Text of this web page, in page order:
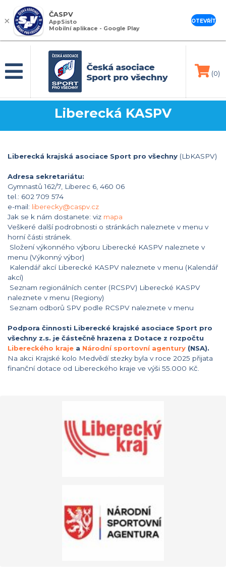
(0)
Liberecká KASPV
Liberecká krajská asociace Sport pro všechny (LbKASPV)
Adresa sekretariátu:
Gymnastů 162/7, Liberec 6, 460 06
tel.: 602 709 574
e-mail: liberecky@caspv.cz
Jak se k nám dostanete: viz mapa
Veškeré další podrobnosti o stránkách naleznete v menu v
horní části stránek.
Složení výkonného výboru Liberecké KASPV naleznete v
menu (Výkonný výbor)
Kalendář akcí Liberecké KASPV naleznete v menu (Kalendář
akcí)
Seznam regionálních center (RCSPV) Liberecké KASPV
naleznete v menu (Regiony)
Seznam odborů SPV podle RCSPV naleznete v menu
Podpora činnosti Liberecké krajské asociace Sport pro
všechny z.s. je částečně hrazena z Dotace z rozpočtu
Libereckého kraje a Národní sportovní agentury (NSA).
Na akci Krajské kolo Medvědí stezky byla v roce 2025 přijata
finanční dotace od Libereckého kraje ve výši 55.000 Kč.
×
ČASPV
AppSisto
Mobilní aplikace - Google Play
OTEVŘÍT